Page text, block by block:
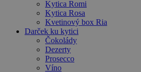
Kytica Romi
Kytica Rosa
Kvetinový box Ria
Darček ku kytici
Čokolády
Dezerty
Prosecco
Víno